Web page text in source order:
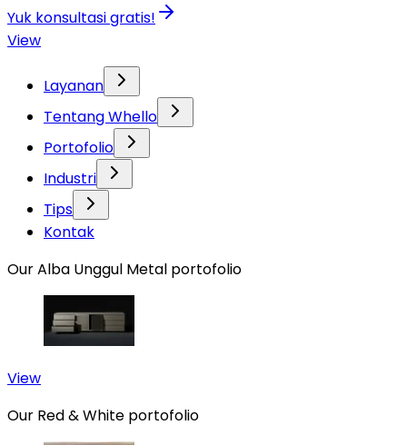
Yuk konsultasi gratis!
View
Layanan
Tentang Whello
Portofolio
Industri
Tips
Kontak
Our Alba Unggul Metal portofolio
View
Our Red & White portofolio